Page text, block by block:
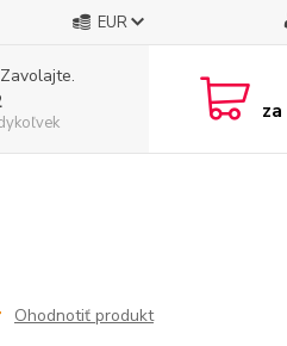
EUR
za
Ohodnotiť produkt